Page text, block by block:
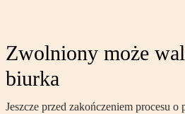
Zwolniony może
biurka
Jeszcze przed zakończeniem procesu